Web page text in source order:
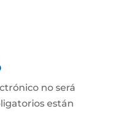
no será
están